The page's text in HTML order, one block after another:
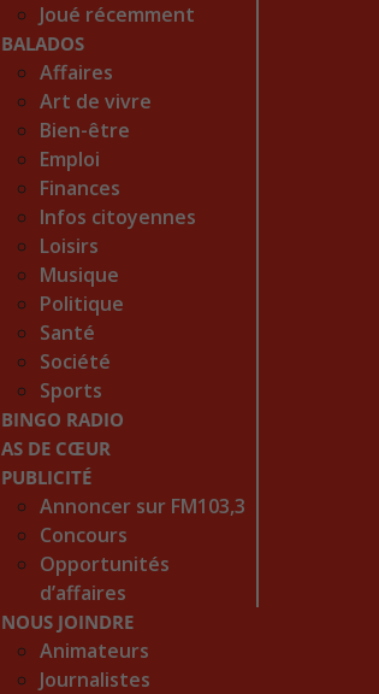
Joué récemment
BALADOS
Affaires
Art de vivre
Bien-être
Emploi
Finances
Infos citoyennes
Loisirs
Musique
Politique
Santé
Société
Sports
BINGO RADIO
AS DE CŒUR
PUBLICITÉ
Annoncer sur FM103,3
Concours
Opportunités
d’affaires
NOUS JOINDRE
Animateurs
Journalistes